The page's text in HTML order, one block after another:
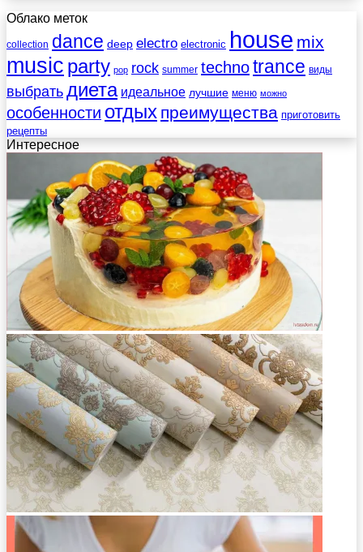
Облако меток
collection dance deep electro electronic house mix
music party pop rock summer technotrance виды
выбратьдиета идеальное лучшие меню можно
особенности отдых преимущества приготовить
рецепты
Интересное